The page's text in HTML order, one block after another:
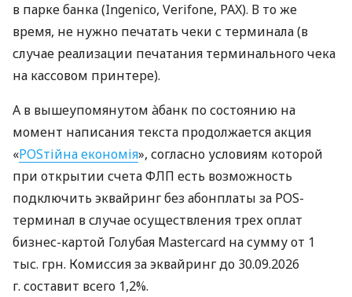
в парке банка (Ingenico, Verifone, PAX). В то же
время, не нужно печатать чеки с терминала (в
случае реализации печатания терминального чека
на кассовом принтере).
А в вышеупомянутом àбанк по состоянию на
момент написания текста продолжается акция
«POSтійна економія», согласно условиям которой
при открытии счета ФЛП есть возможность
подключить эквайринг без абонплаты за POS-
терминал в случае осуществления трех оплат
бизнес-картой Голубая Mastercard на сумму от 1
тыс. грн. Комиссия за эквайринг до 30.09.2026
г. составит всего 1,2%.